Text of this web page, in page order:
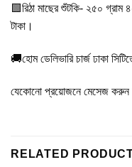
🟩রিঠা মাছের শুঁটকি- ২৫০
টাকা।
🚚হোম ডেলিভারি চার্জ ঢাকা
যেকোনো প্রয়োজনে মেসেজ
RELATED